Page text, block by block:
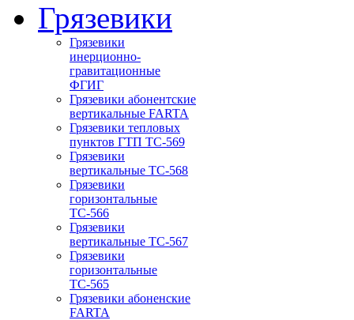
Грязевики
Грязевики
инерционно-
гравитационные
ФГИГ
Грязевики абонентские
вертикальные FARTA
Грязевики тепловых
пунктов ГТП ТС-569
Грязевики
вертикальные ТС-568
Грязевики
горизонтальные
ТС-566
Грязевики
вертикальные ТС-567
Грязевики
горизонтальные
ТС-565
Грязевики абоненские
FARTA